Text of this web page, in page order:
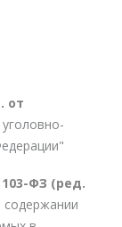
от
ФЗ (ред.